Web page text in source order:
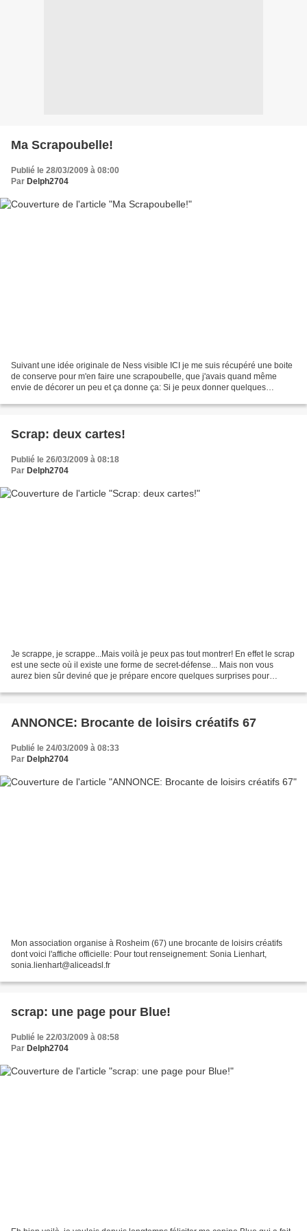
Ma Scrapoubelle!
Publié le 28/03/2009 à 08:00
Par Delph2704
Suivant une idée originale de Ness visible ICI je me suis récupéré une boite
de conserve pour m'en faire une scrapoubelle, que j'avais quand même
envie de décorer un peu et ça donne ça: Si je peux donner quelques
Scrap: deux cartes!
Publié le 26/03/2009 à 08:18
Par Delph2704
Je scrappe, je scrappe...Mais voilà je peux pas tout montrer! En effet le scrap
est une secte où il existe une forme de secret-défense... Mais non vous
aurez bien sûr deviné que je prépare encore quelques surprises pour
ANNONCE: Brocante de loisirs créatifs 67
Publié le 24/03/2009 à 08:33
Par Delph2704
Mon association organise à Rosheim (67) une brocante de loisirs créatifs
dont voici l'affiche officielle: Pour tout renseignement: Sonia Lienhart,
sonia.lienhart@aliceadsl.fr
scrap: une page pour Blue!
Publié le 22/03/2009 à 08:58
Par Delph2704